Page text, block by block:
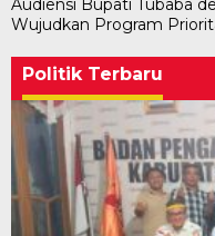
Audiensi Bupati Tubaba
Wujudkan Program
Politik Terbaru